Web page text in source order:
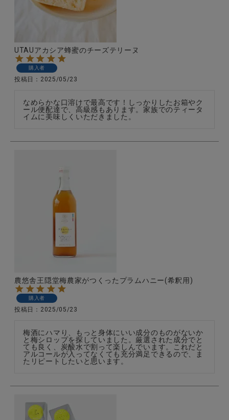
UTAUアカシア蜂蜜のチーズテリーヌ
購入者
投稿日 2025/05/23
なめらかな口溶けで最高です！しっかりしたお箱やク
ール便配達で、高級感もあります。家族でのティータ
イムに美味しくいただきました。
農悠舎王隠堂梅農家がつくったプラムハニー(希釈用)
購入者
投稿日 2025/05/23
梅酒にハマり、もっと身体にいい成分のものがないか
と梅シロップを探していました。厳選された成分でと
ても良く、炭酸水で割って楽しんでいます。これだと
アルコールが入ってなくても充分満足できるので、ま
たリピートしたいと思います。